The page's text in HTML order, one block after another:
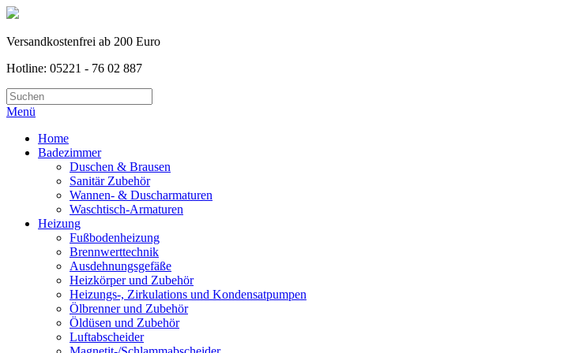
Versandkostenfrei ab 200 Euro
Hotline: 05221 - 76 02 887
Menü
Home
Badezimmer
Duschen & Brausen
Sanitär Zubehör
Wannen- & Duscharmaturen
Waschtisch-Armaturen
Heizung
Fußbodenheizung
Brennwerttechnik
Ausdehnungsgefäße
Heizkörper und Zubehör
Heizungs-, Zirkulations und Kondensatpumpen
Ölbrenner und Zubehör
Öldüsen und Zubehör
Luftabscheider